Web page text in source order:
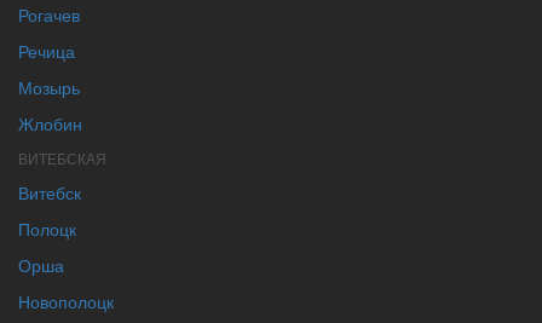
Рогачев
Речица
Мозырь
Жлобин
ВИТЕБСКАЯ
Витебск
Полоцк
Орша
Новополоцк